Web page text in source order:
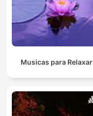
Musicas para Relaxar